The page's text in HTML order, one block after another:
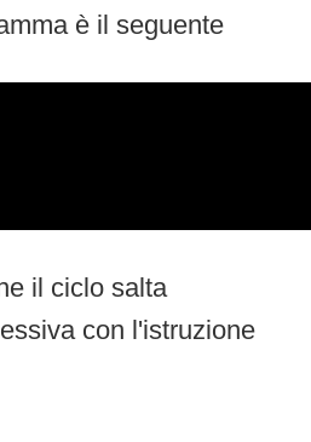
è il seguente
il ciclo salta
con l'istruzione